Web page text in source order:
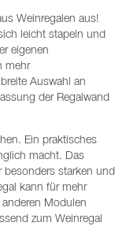
Weinregalen aus!
leicht stapeln und
eigenen
mehr
Auswahl an
der Regalwand
Ein praktisches
macht. Das
besonders starken und
kann für mehr
Modulen
zum Weinregal